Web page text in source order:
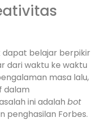
dapat belajar berpikir
dari waktu ke waktu
masa lalu,
dalam
ini adalah bot
penghasilan Forbes.